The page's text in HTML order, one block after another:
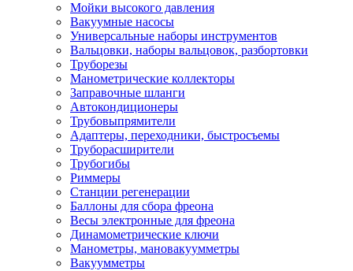
Мойки высокого давления
Вакуумные насосы
Универсальные наборы инструментов
Вальцовки, наборы вальцовок, разбортовки
Труборезы
Манометрические коллекторы
Заправочные шланги
Автокондиционеры
Трубовыпрямители
Адаптеры, переходники, быстросъемы
Труборасширители
Трубогибы
Риммеры
Станции регенерации
Баллоны для сбора фреона
Весы электронные для фреона
Динамометрические ключи
Манометры, мановакуумметры
Вакуумметры